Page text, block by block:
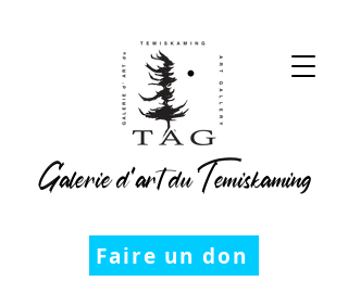
Faire un don
Galerie d’art du Temiskaming